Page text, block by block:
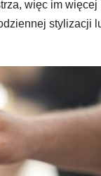
więc im więcej
stylizacji